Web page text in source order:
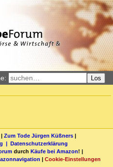
Los
| Zum Tode Jürgen Küßners |
| Datenschutzerklärung
durch Käufe bei Amazon! |
| Cookie-Einstellungen